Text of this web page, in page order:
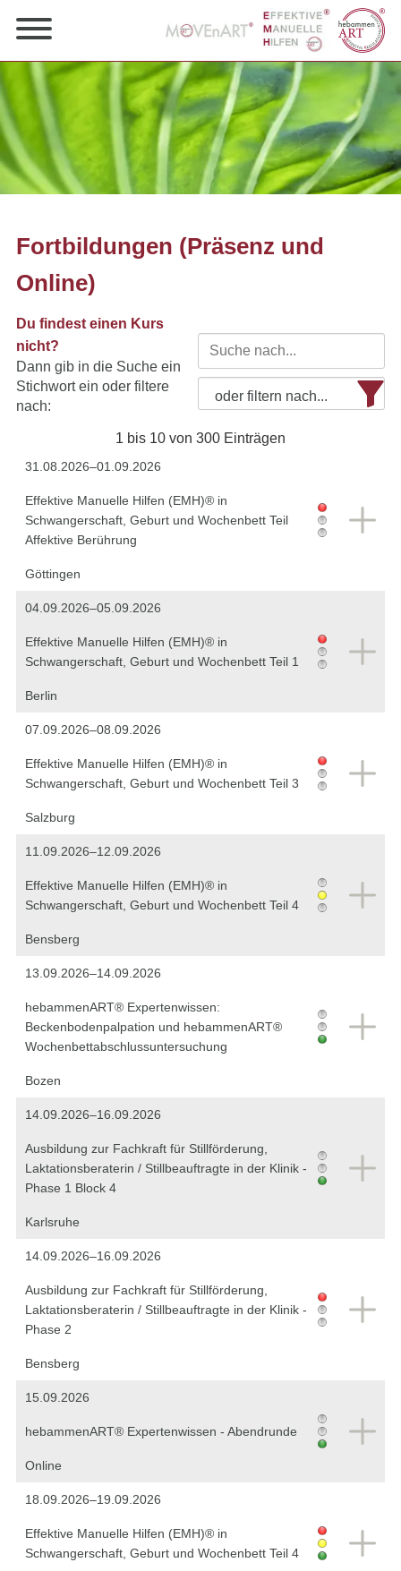
Fortbildungen (Präsenz und
Online)
Du findest einen Kurs
nicht?
Dann gib in die Suche ein
Stichwort ein oder filtere
nach:
oder filtern nach...
1 bis 10 von 300 Einträgen
31.08.2026–01.09.2026
Effektive Manuelle Hilfen (EMH)® in
Schwangerschaft, Geburt und Wochenbett Teil
Affektive Berührung
Göttingen
04.09.2026–05.09.2026
Effektive Manuelle Hilfen (EMH)® in
Schwangerschaft, Geburt und Wochenbett Teil 1
Berlin
07.09.2026–08.09.2026
Effektive Manuelle Hilfen (EMH)® in
Schwangerschaft, Geburt und Wochenbett Teil 3
Salzburg
11.09.2026–12.09.2026
Effektive Manuelle Hilfen (EMH)® in
Schwangerschaft, Geburt und Wochenbett Teil 4
Bensberg
13.09.2026–14.09.2026
hebammenART® Expertenwissen:
Beckenbodenpalpation und hebammenART®
Wochenbettabschlussuntersuchung
Bozen
14.09.2026–16.09.2026
Ausbildung zur Fachkraft für Stillförderung,
Laktationsberaterin / Stillbeauftragte in der Klinik -
Phase 1 Block 4
Karlsruhe
14.09.2026–16.09.2026
Ausbildung zur Fachkraft für Stillförderung,
Laktationsberaterin / Stillbeauftragte in der Klinik -
Phase 2
Bensberg
15.09.2026
hebammenART® Expertenwissen - Abendrunde
Online
18.09.2026–19.09.2026
Effektive Manuelle Hilfen (EMH)® in
Schwangerschaft, Geburt und Wochenbett Teil 4